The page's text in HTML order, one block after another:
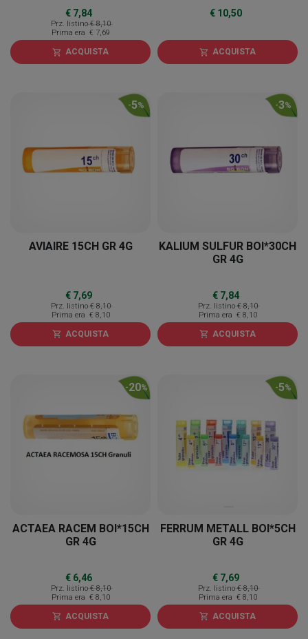
€ 7,84
Prz. listino € 8,10
Prima era € 7,69
shopping_cart ACQUISTA
€ 10,50
shopping_cart ACQUISTA
-5%
AVIAIRE 15CH GR 4G
€ 7,69
Prz. listino € 8,10
Prima era € 8,10
shopping_cart ACQUISTA
-3%
KALIUM SULFUR BOI*30CH
GR 4G
€ 7,84
Prz. listino € 8,10
Prima era € 8,10
shopping_cart ACQUISTA
-20%
ACTAEA RACEM BOI*15CH
GR 4G
€ 6,46
Prz. listino € 8,10
Prima era € 8,10
shopping_cart ACQUISTA
-5%
FERRUM METALL BOI*5CH
GR 4G
€ 7,69
Prz. listino € 8,10
Prima era € 8,10
shopping_cart ACQUISTA